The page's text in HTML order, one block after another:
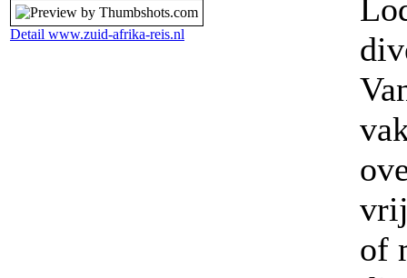
Detail www.zuid-afrika-reis.nl
of